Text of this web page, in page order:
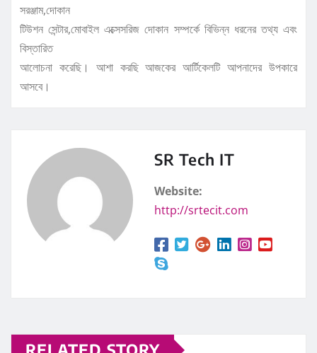
সরঞ্জাম,দোকান
টিউশন সেন্টার,মোবাইল এক্সেসরিজ দোকান সম্পর্কে বিভিন্ন ধরনের তথ্য এবং
বিস্তারিত
আলোচনা করেছি। আশা করছি আজকের আর্টিকেলটি আপনাদের উপকারে
আসবে।
SR Tech IT
Website:
http://srtecit.com